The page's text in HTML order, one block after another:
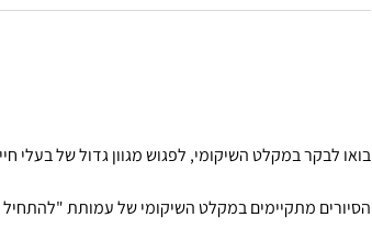
בואו לבקר במקלט השיקומי, לפגוש מגוון גדול של בעלי
הסיורים מתקיימים במקלט השיקומי של עמותת